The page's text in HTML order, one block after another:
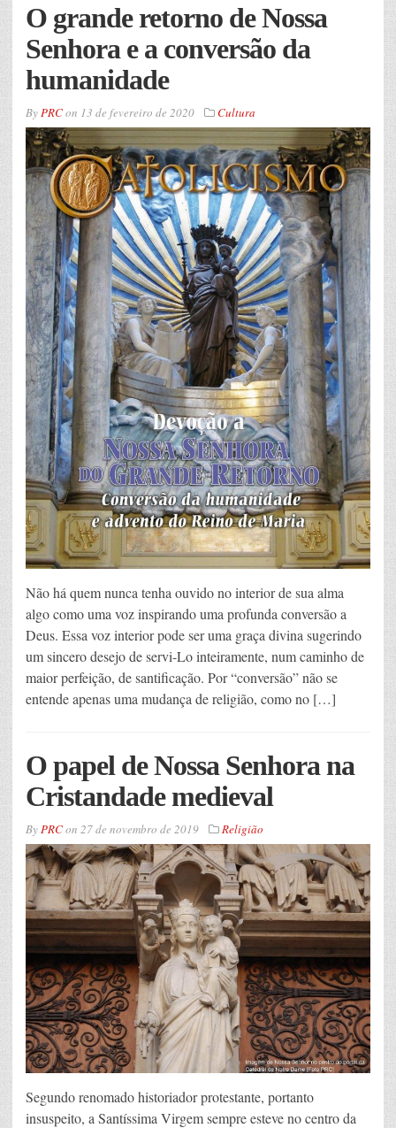
O grande retorno de Nossa
Senhora e a conversão da
humanidade
By PRCon 13 de fevereiro de 2020 Cultura
Não há quem nunca tenha ouvido no interior de sua alma
algo como uma voz inspirando uma profunda conversão a
Deus. Essa voz interior pode ser uma graça divina sugerindo
um sincero desejo de servi-Lo inteiramente, num caminho de
maior perfeição, de santificação. Por “conversão” não se
entende apenas uma mudança de religião, como no […]
O papel de Nossa Senhora na
Cristandade medieval
By PRCon 27 de novembro de 2019 Religião
Segundo renomado historiador protestante, portanto
insuspeito, a Santíssima Virgem sempre esteve no centro da